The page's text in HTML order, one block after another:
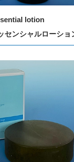
lotion
センシャルローショ